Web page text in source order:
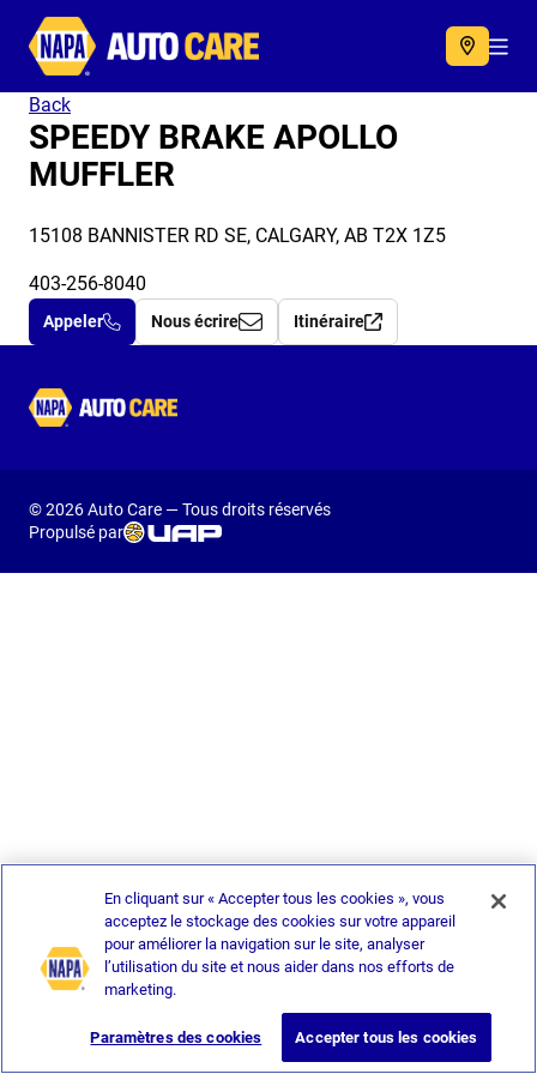
Autocare
Back
SPEEDY BRAKE APOLLO
MUFFLER
15108 BANNISTER RD SE, CALGARY, AB T2X 1Z5
403-256-8040
Appeler Nous écrire Itinéraire
Autocare
© 2026 Auto Care — Tous droits réservés
Propulsé par
En cliquant sur « Accepter tous les cookies », vous
acceptez le stockage des cookies sur votre appareil
pour améliorer la navigation sur le site, analyser
l’utilisation du site et nous aider dans nos efforts de
marketing.
Paramètres des cookies Accepter tous les cookies